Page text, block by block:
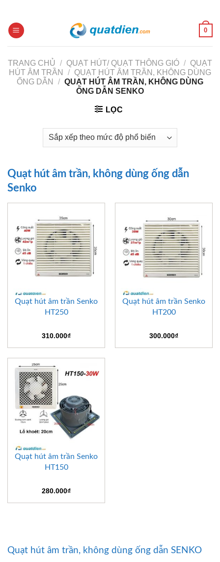
content
0
TRANG CHỦ / QUẠT HÚT/ QUẠT THÔNG GIÓ /
QUẠT
HÚT ÂM TRẦN
/ QUẠT HÚT ÂM TRẦN, KHÔNG DÙNG
ỐNG DẪN
/ QUẠT HÚT ÂM TRẦN, KHÔNG DÙNG
ỐNG DẪN SENKO
LỌC
Quạt hút âm trần, không dùng ống dẫn
Senko
Quạt hút âm trần Senko
HT250
310.000₫
Quạt hút âm trần Senko
HT200
300.000₫
Quạt hút âm trần Senko
HT150
280.000₫
Quạt hút âm trần, không dùng ống dẫn SENKO